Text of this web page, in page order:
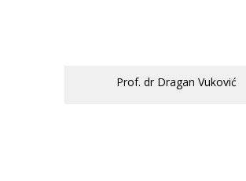
Prof. dr Dragan Vuković